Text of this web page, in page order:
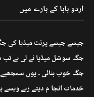
اردو بابا کے بارے میں
جیسے جیسے پرنٹ میڈیا کی جگہ
جگہ سوشل میڈیا نے لی ہے تب
جگہ خوب بنائی ۔ یوں
خدمات انجا م دیتے رہے